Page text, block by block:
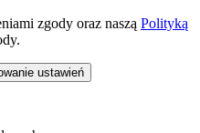
zgody oraz naszą Polityką
ustawień